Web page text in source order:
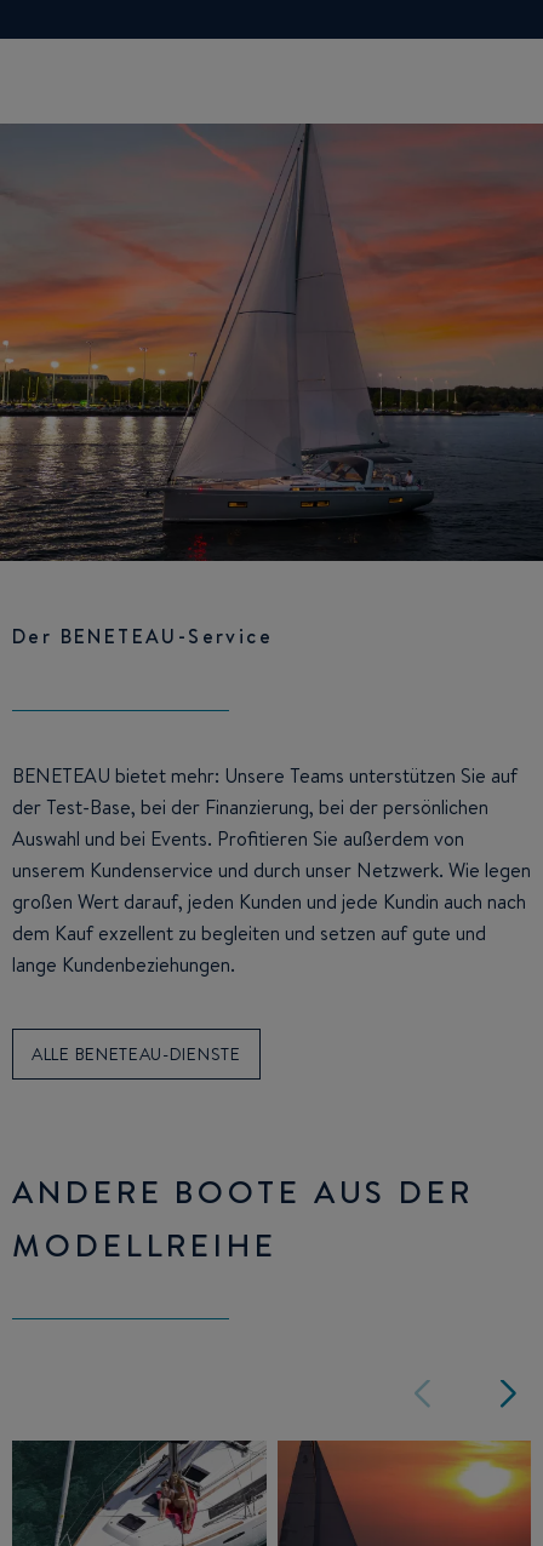
Der BENETEAU-Service
BENETEAU bietet mehr: Unsere Teams unterstützen Sie auf
der Test-Base, bei der Finanzierung, bei der persönlichen
Auswahl und bei Events. Profitieren Sie außerdem von
unserem Kundenservice und durch unser Netzwerk. Wie legen
großen Wert darauf, jeden Kunden und jede Kundin auch nach
dem Kauf exzellent zu begleiten und setzen auf gute und
lange Kundenbeziehungen.
ALLE BENETEAU-DIENSTE
ANDERE BOOTE AUS DER
MODELLREIHE